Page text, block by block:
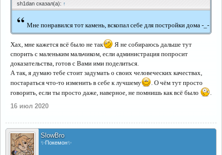
sh1dan сказал(а): ↑
“ Мне понравился тот камень, вскопал себе для постройки дома -_-
Хах, мне кажется всё было не так
Я не собираюсь дальше тут
спорить с маленьким мальчиком, если администрация попросит
доказательства, готов с Вами ими поделиться.
А так, я думаю тебе стоит задумать о своих человеческих качествах,
постараться что-то изменить в себе к лучшему
. О чём тут просто
говорить, если ты просто даже, наверное, не помнишь как всё было
.
16 июл 2020
SlowBro
✨Покемон✨